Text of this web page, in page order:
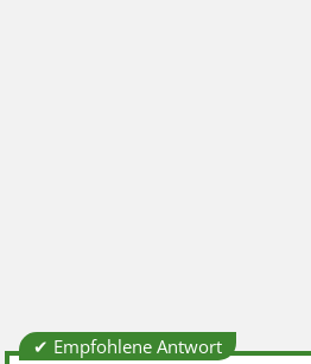
✔ Empfohlene Antwort